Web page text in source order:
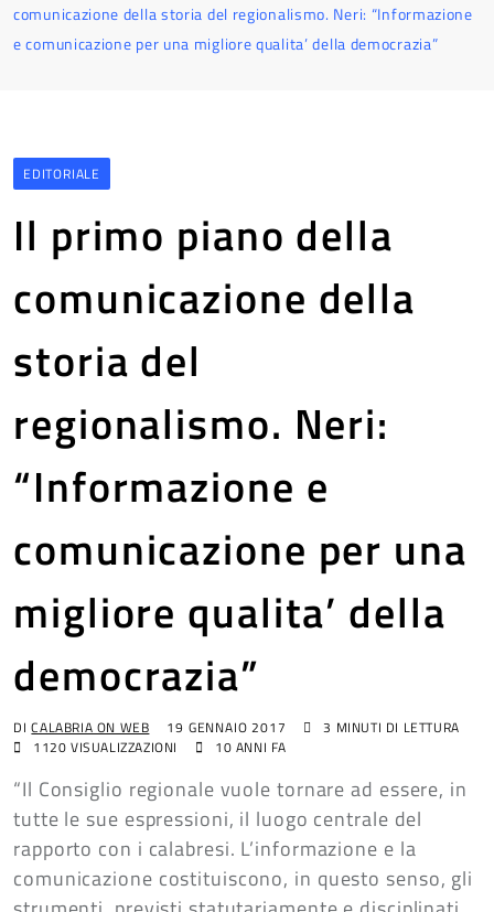
comunicazione della storia del regionalismo. Neri: “Informazione
e comunicazione per una migliore qualita’ della democrazia”
EDITORIALE
Il primo piano della
comunicazione della
storia del
regionalismo. Neri:
“Informazione e
comunicazione per una
migliore qualita’ della
democrazia”
DICALABRIA ON WEB 19 GENNAIO 2017
3 MINUTI DI LETTURA
1120 VISUALIZZAZIONI 10 ANNI FA
“Il Consiglio regionale vuole tornare ad essere, in
tutte le sue espressioni, il luogo centrale del
rapporto con i calabresi. L’informazione e la
comunicazione costituiscono, in questo senso, gli